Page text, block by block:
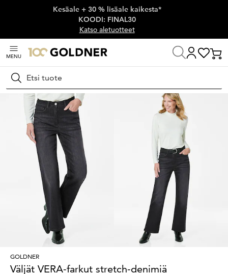
Ohita siirtymä, siirry pääsisältöön
Kesäale + 30 % lisäale kaikesta*
KOODI: FINAL30
Katso aletuotteet
MENU
Hae
Koti Naisten muoti
GOLDNER
Väljät VERA-farkut stretch-denimiä